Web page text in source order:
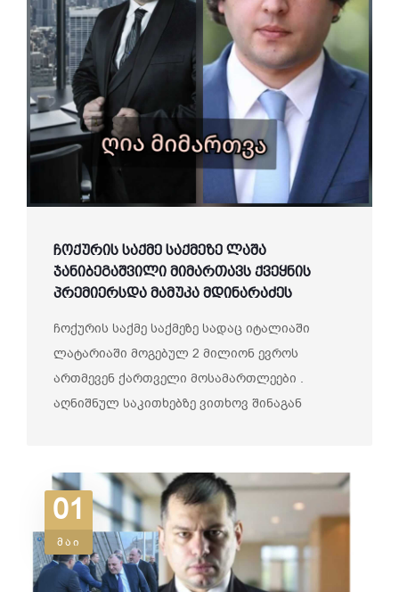
ჩოქურის საქმე საქმეზე ლაშა
ჯანიბეგაშვილი მიმართავს ქვეყნის
პრემიერსდა მამუკა მდინარაძეს
ჩოქურის საქმე საქმეზე სადაც იტალიაში
ლატარიაში მოგებულ 2 მილიონ ევროს
ართმევენ ქართველი მოსამართლეები .
აღნიშნულ საკითხებზე ვითხოვ შინაგან
01
მაი